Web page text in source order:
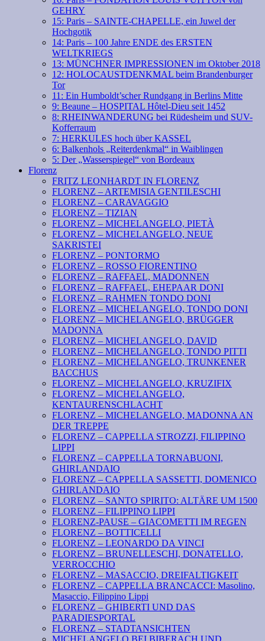
GEHRY
15: Paris – SAINTE-CHAPELLE, ein Juwel der
Hochgotik
14: Paris – 100 Jahre ENDE des ERSTEN
WELTKRIEGS
13: MÜNCHNER IMPRESSIONEN im Oktober 2018
12: HOLOCAUSTDENKMAL beim Brandenburger
Tor
11: Ein Humboldt’scher Rundgang in Berlins Mitte
9: Beaune – HOSPITAL Hôtel-Dieu seit 1452
8: RHEINWANDERUNG bei Rüdesheim und SUV-
Kofferraum
7: HERKULES hoch über KASSEL
6: Balkenhols „Reiterdenkmal“ in Waiblingen
5: Der „Wasserspiegel“ von Bordeaux
Florenz
FRITZ LEONHARDT IN FLORENZ
FLORENZ – ARTEMISIA GENTILESCHI
FLORENZ – CARAVAGGIO
FLORENZ – TIZIAN
FLORENZ – MICHELANGELO, PIETÀ
FLORENZ – MICHELANGELO, NEUE
SAKRISTEI
FLORENZ – PONTORMO
FLORENZ – ROSSO FIORENTINO
FLORENZ – RAFFAEL, MADONNEN
FLORENZ – RAFFAEL, EHEPAAR DONI
FLORENZ – RAHMEN TONDO DONI
FLORENZ – MICHELANGELO, TONDO DONI
FLORENZ – MICHELANGELO, BRÜGGER
MADONNA
FLORENZ – MICHELANGELO, DAVID
FLORENZ – MICHELANGELO, TONDO PITTI
FLORENZ – MICHELANGELO, TRUNKENER
BACCHUS
FLORENZ – MICHELANGELO, KRUZIFIX
FLORENZ – MICHELANGELO,
KENTAURENSCHLACHT
FLORENZ – MICHELANGELO, MADONNA AN
DER TREPPE
FLORENZ – CAPPELLA STROZZI, FILIPPINO
LIPPI
FLORENZ – CAPPELLA TORNABUONI,
GHIRLANDAIO
FLORENZ – CAPPELLA SASSETTI, DOMENICO
GHIRLANDAIO
FLORENZ – SANTO SPIRITO: ALTÄRE UM 1500
FLORENZ – FILIPPINO LIPPI
FLORENZ-PAUSE – GIACOMETTI IM REGEN
FLORENZ – BOTTICELLI
FLORENZ – LEONARDO DA VINCI
FLORENZ – BRUNELLESCHI, DONATELLO,
VERROCCHIO
FLORENZ – MASACCIO, DREIFALTIGKEIT
FLORENZ – CAPPELLA BRANCACCI: Masolino,
Masaccio, Filippino Lippi
FLORENZ – GHIBERTI UND DAS
PARADIESPORTAL
FLORENZ – STADTANSICHTEN
MICHELANGELO BEI BIBERACH UND